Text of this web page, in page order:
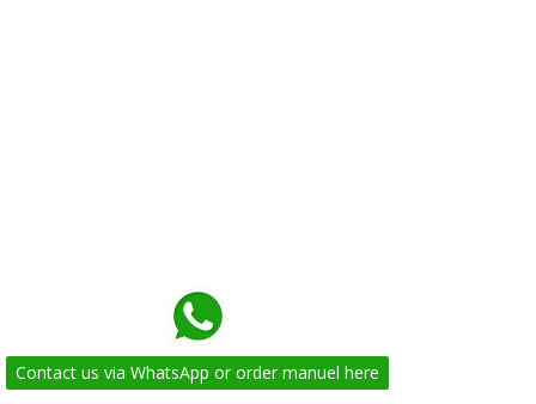
Contact us via WhatsApp or order manuel here